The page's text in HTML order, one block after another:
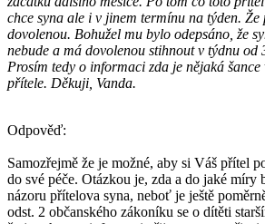
chce syna ale i v jinem termínu na týden.
dovolenou. Bohužel mu bylo odepsáno, že
nebude a má dovolenou stihnout v týdnu od
Prosím tedy o informaci zda je nějaká šance
přítele. Děkuji, Vanda.
Odpověď:
Samozřejmě že je možné, aby si Váš přítel
do své péče. Otázkou je, zda a do jaké míry
názoru přítelova syna, neboť je ještě
odst. 2 občanského zákoníku se o dítěti